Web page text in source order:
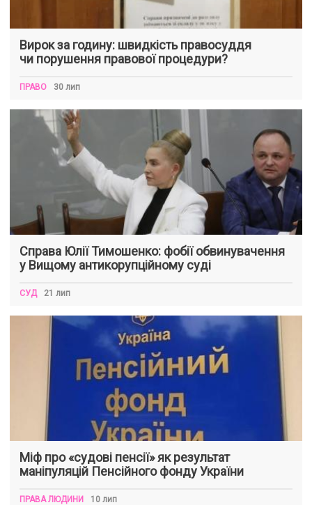
Вирок за годину: швидкість правосуддя
чи порушення правової процедури?
ПРАВО 30 лип
Справа Юлії Тимошенко: фобії обвинувачення
у Вищому антикорупційному суді
СУД 21 лип
Міф про «судові пенсії» як результат
маніпуляцій Пенсійного фонду України
ПРАВА ЛЮДИНИ 10 лип